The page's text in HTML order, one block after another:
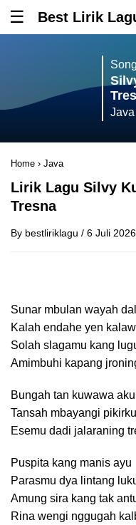
Tombol untuk
Best Lirik
Java
Home › Java
Lirik Lagu Silvy
Tresna
By bestliriklagu / 6 Juli 2026
Sunar mbulan wayah
Kalah endahe yen
Solah slagamu kang
Amimbuhi kapang
Bungah tan kuwawa aku
Tansah mbayangi pikirku
Esemu dadi jalaraning
Puspita kang manis ayu
Parasmu dya lintang
Amung sira kang tak
Rina wengi nggugah